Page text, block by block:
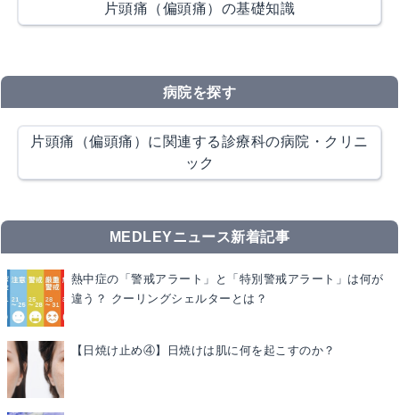
片頭痛（偏頭痛）の基礎知識
病院を探す
片頭痛（偏頭痛）に関連する診療科の病院・クリニ
ック
MEDLEYニュース新着記事
熱中症の「警戒アラート」と「特別警戒アラート」は何が
違う？ クーリングシェルターとは？
【日焼け止め④】日焼けは肌に何を起こすのか？